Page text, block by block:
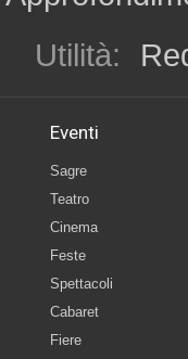
Utilità:
Eventi
Sagre
Teatro
Cinema
Feste
Spettacoli
Cabaret
Fiere